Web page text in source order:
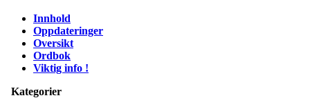
Innhold
Oppdateringer
Oversikt
Ordbok
Viktig info !
Kategorier